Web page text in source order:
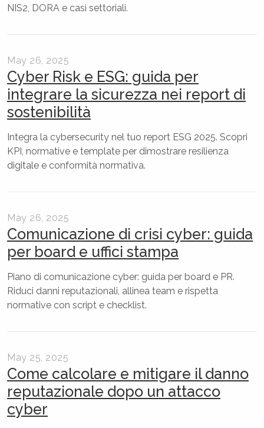
NIS2, DORA e casi settoriali.
May 26, 2025
Cyber Risk e ESG: guida per
integrare la sicurezza nei report di
sostenibilità
Integra la cybersecurity nel tuo report ESG 2025. Scopri
KPI, normative e template per dimostrare resilienza
digitale e conformità normativa.
May 26, 2025
Comunicazione di crisi cyber: guida
per board e uffici stampa
Piano di comunicazione cyber: guida per board e PR.
Riduci danni reputazionali, allinea team e rispetta
normative con script e checklist.
May 25, 2025
Come calcolare e mitigare il danno
reputazionale dopo un attacco
cyber